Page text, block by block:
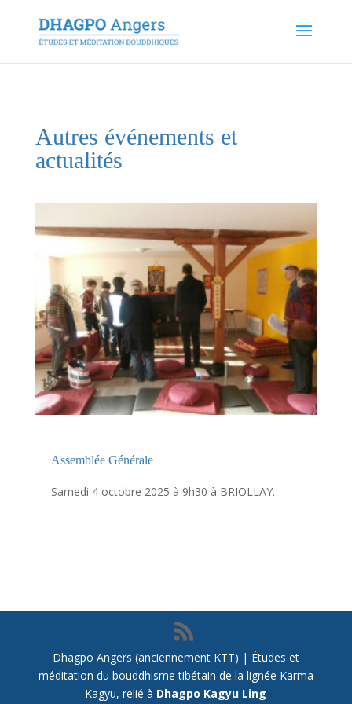
Autres événements et
actualités
Assemblée Générale
Samedi 4 octobre 2025 à 9h30 à BRIOLLAY.
Dhagpo Angers (anciennement KTT) | Études et
méditation du bouddhisme tibétain de la lignée Karma
Kagyu, relié à Dhagpo Kagyu Ling